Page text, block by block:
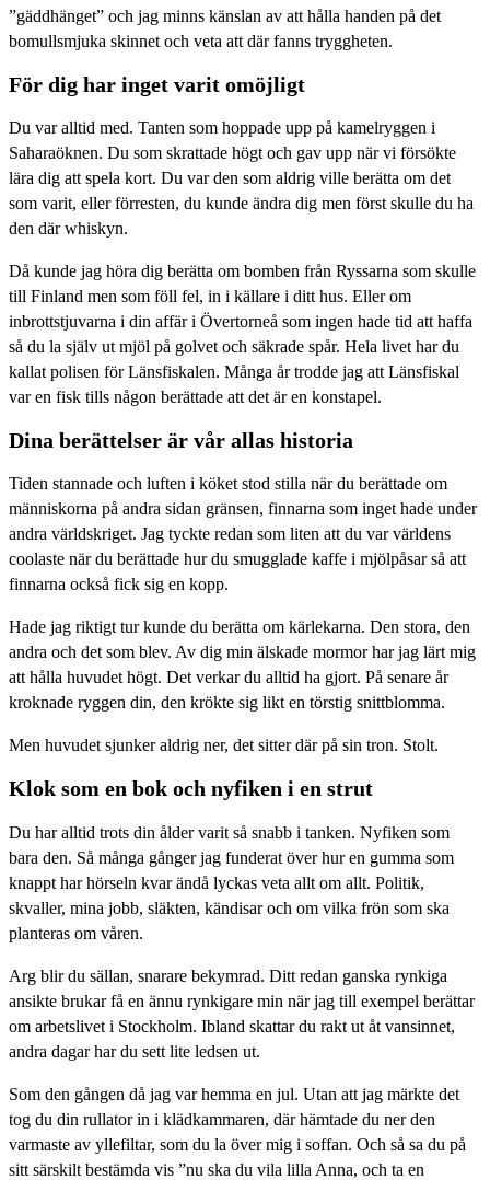
”gäddhänget” och jag minns känslan av att hålla handen på det
bomullsmjuka skinnet och veta att där fanns tryggheten.
För dig har inget varit omöjligt
Du var alltid med. Tanten som hoppade upp på kamelryggen i
Saharaöknen. Du som skrattade högt och gav upp när vi försökte
lära dig att spela kort. Du var den som aldrig ville berätta om det
som varit, eller förresten, du kunde ändra dig men först skulle du ha
den där whiskyn.
Då kunde jag höra dig berätta om bomben från Ryssarna som skulle
till Finland men som föll fel, in i källare i ditt hus. Eller om
inbrottstjuvarna i din affär i Övertorneå som ingen hade tid att haffa
så du la själv ut mjöl på golvet och säkrade spår. Hela livet har du
kallat polisen för Länsfiskalen. Många år trodde jag att Länsfiskal
var en fisk tills någon berättade att det är en konstapel.
Dina berättelser är vår allas historia
Tiden stannade och luften i köket stod stilla när du berättade om
människorna på andra sidan gränsen, finnarna som inget hade under
andra världskriget. Jag tyckte redan som liten att du var världens
coolaste när du berättade hur du smugglade kaffe i mjölpåsar så att
finnarna också fick sig en kopp.
Hade jag riktigt tur kunde du berätta om kärlekarna. Den stora, den
andra och det som blev. Av dig min älskade mormor har jag lärt mig
att hålla huvudet högt. Det verkar du alltid ha gjort. På senare år
kroknade ryggen din, den krökte sig likt en törstig snittblomma.
Men huvudet sjunker aldrig ner, det sitter där på sin tron. Stolt.
Klok som en bok och nyfiken i en strut
Du har alltid trots din ålder varit så snabb i tanken. Nyfiken som
bara den. Så många gånger jag funderat över hur en gumma som
knappt har hörseln kvar ändå lyckas veta allt om allt. Politik,
skvaller, mina jobb, släkten, kändisar och om vilka frön som ska
planteras om våren.
Arg blir du sällan, snarare bekymrad. Ditt redan ganska rynkiga
ansikte brukar få en ännu rynkigare min när jag till exempel berättar
om arbetslivet i Stockholm. Ibland skattar du rakt ut åt vansinnet,
andra dagar har du sett lite ledsen ut.
Som den gången då jag var hemma en jul. Utan att jag märkte det
tog du din rullator in i klädkammaren, där hämtade du ner den
varmaste av yllefiltar, som du la över mig i soffan. Och så sa du på
sitt särskilt bestämda vis ”nu ska du vila lilla Anna, och ta en